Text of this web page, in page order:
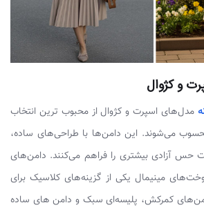
و کژوال
مدل‌های اسپرت و کژوال از محبوب ترین انتخاب
محسوب می‌شوند. این دامن‌ها با طراحی‌های ساده،
حس آزادی بیشتری را فراهم می‌کنند. دامن‌های
مینیمال یکی از گزینه‌های کلاسیک برای
کمرکش، پلیسه‌ای سبک و دامن های ساده